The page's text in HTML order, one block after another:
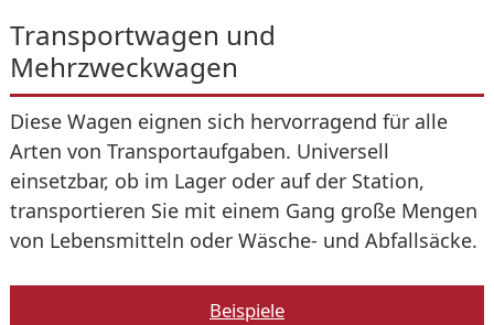
Transportwagen und
Mehrzweckwagen
Diese Wagen eignen sich hervorragend für alle
Arten von Transportaufgaben. Universell
einsetzbar, ob im Lager oder auf der Station,
transportieren Sie mit einem Gang große Mengen
von Lebensmitteln oder Wäsche- und Abfallsäcke.
Beispiele